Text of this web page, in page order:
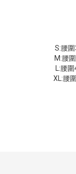
S:腰
M:腰
L:腰
XL:腰